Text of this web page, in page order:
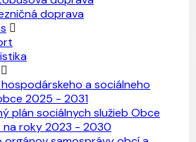
doprava
a sociálneho
2025 - 2031
plán sociálnych služieb Obce
na roky 2023 - 2030